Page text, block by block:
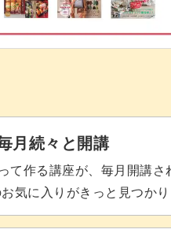
度コーティングする
足す
でコーティングして仕上げ
月続々と開講
て作る講座が、毎月開講さ
気に入りがきっと見つかり